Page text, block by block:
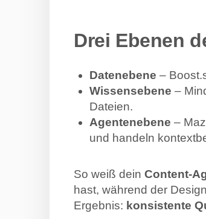
Drei Ebenen
Datenebene –
Wissensebene –
Dateien.
Agentenebene –
und handeln
So weiß dein Content-
hast, während der
Ergebnis: konsistente